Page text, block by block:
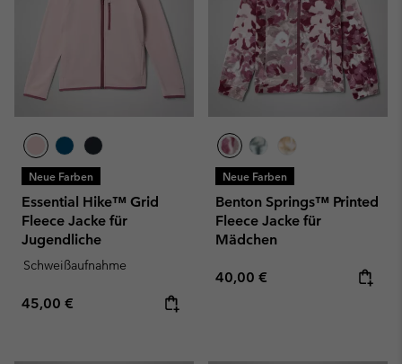
Neue Farben
Essential Hike™ Grid
Fleece Jacke für
Jugendliche
Schweißaufnahme
Regular price:
45,00 €
Neue Farben
Benton Springs™ Printed
Fleece Jacke für
Mädchen
Regular price:
40,00 €